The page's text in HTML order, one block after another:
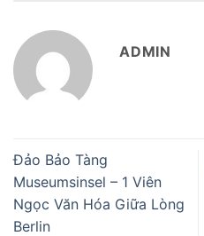
ADMIN
Đảo Bảo Tàng
Museumsinsel – 1 Viên
Ngọc Văn Hóa Giữa Lòng
Berlin